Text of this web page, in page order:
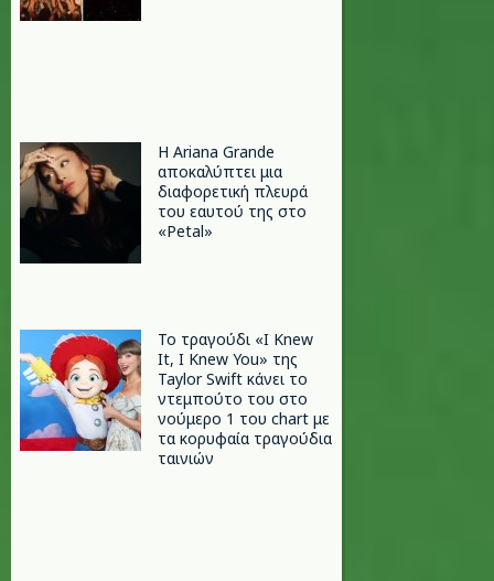
Η Ariana Grande
αποκαλύπτει μια
διαφορετική πλευρά
του εαυτού της στο
«Petal»
Το τραγούδι «I Knew
It, I Knew You» της
Taylor Swift κάνει το
ντεμπούτο του στο
νούμερο 1 του chart με
τα κορυφαία τραγούδια
ταινιών